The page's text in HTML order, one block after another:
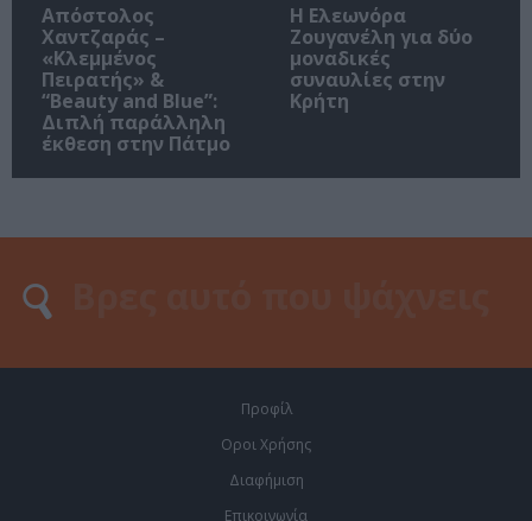
Απόστολος
Χαντζαράς –
«Κλεμμένος
Πειρατής» &
“Beauty and Blue”:
Διπλή παράλληλη
έκθεση στην Πάτμο
Η Ελεωνόρα
Ζουγανέλη για δύο
μοναδικές
συναυλίες στην
Κρήτη
Προφίλ
Οροι Χρήσης
Διαφήμιση
Επικοινωνία